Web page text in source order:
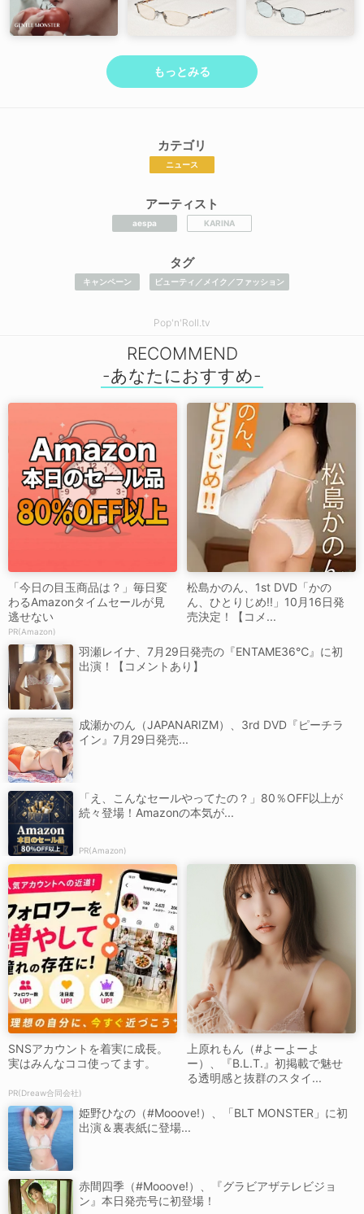
もっとみる
カテゴリ
ニュース
アーティスト
aespa KARINA
タグ
キャンペーン ビューティ／メイク／ファッション
Pop'n'Roll.tv
RECOMMEND
「今日の目玉商品は？」毎日変
わるAmazonタイムセールが見
逃せない
PR(Amazon)
松島かのん、1st DVD「かの
ん、ひとりじめ!!」10月16日発
売決定！【コメ...
羽瀬レイナ、7月29日発売の『ENTAME36℃』に初
出演！【コメントあり】
成瀬かのん（JAPANARIZM）、3rd DVD『ピーチラ
イン』7月29日発売...
「え、こんなセールやってたの？」80％OFF以上が
続々登場！Amazonの本気が...
PR(Amazon)
SNSアカウントを着実に成長。
実はみんなココ使ってます。
PR(Dreaw合同会社)
上原れもん（#よーよーよ
ー）、『B.L.T.』初掲載で魅せ
る透明感と抜群のスタイ...
姫野ひなの（#Mooove!）、「BLT MONSTER」に初
出演＆裏表紙に登場...
赤間四季（#Mooove!）、『グラビアザテレビジョ
ン』本日発売号に初登場！